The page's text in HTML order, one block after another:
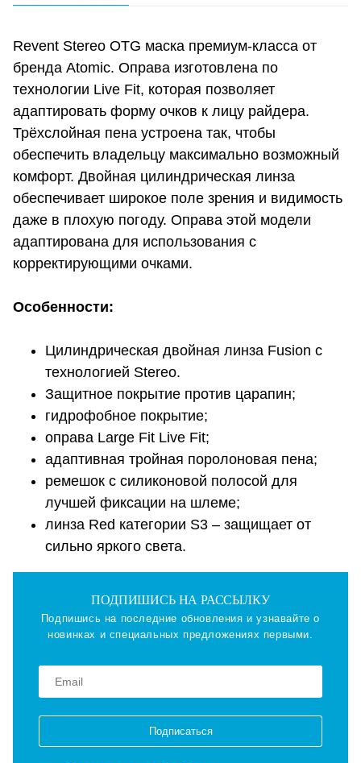
Revent Stereo OTG маска премиум-класса от
бренда Atomic. Оправа изготовлена по
технологии Live Fit, которая позволяет
адаптировать форму очков к лицу райдера.
Трёхслойная пена устроена так, чтобы
обеспечить владельцу максимально возможный
комфорт. Двойная цилиндрическая линза
обеспечивает широкое поле зрения и видимость
даже в плохую погоду. Оправа этой модели
адаптирована для использования с
корректирующими очками.
Особенности:
Цилиндрическая двойная линза Fusion с
технологией Stereo.
Защитное покрытие против царапин;
гидрофобное покрытие;
оправа Large Fit Live Fit;
адаптивная тройная поролоновая пена;
ремешок с силиконовой полосой для
лучшей фиксации на шлеме;
линза Red категории S3 – защищает от
сильно яркого света.
ПОДПИШИСЬ НА РАССЫЛКУ
Подпишись на последние обновления и узнавайте о
новинках и специальных предложениях первыми.
Подписаться